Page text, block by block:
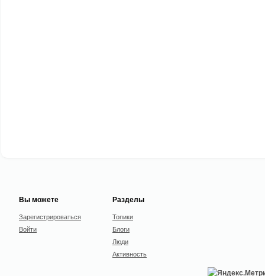
Вы можете
Зарегистрироваться
Войти
Разделы
Топики
Блоги
Люди
Активность